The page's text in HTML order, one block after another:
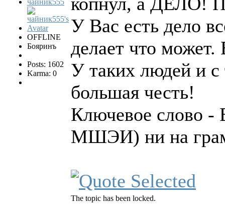
OFFLINE
Бояринъ
Posts: 1602
Karma: 0
У Вас есть дело
делает что может.
У таких людей и с
большая честь!
Ключевое слово
МШЭИ) ни на
The topic has been locked.